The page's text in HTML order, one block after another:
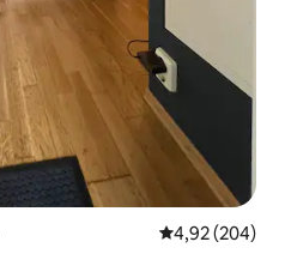
4,92 av 5 i
4,92 (204)